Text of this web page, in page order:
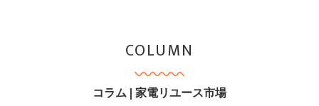
COLUMN
コラム | 家電リユース市場